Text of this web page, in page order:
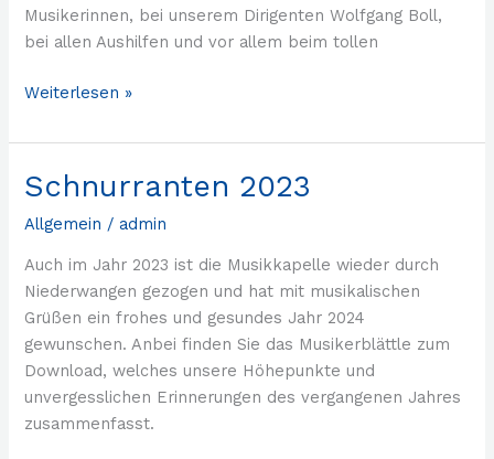
Musikerinnen, bei unserem Dirigenten Wolfgang Boll,
bei allen Aushilfen und vor allem beim tollen
Weiterlesen »
Schnurranten 2023
Allgemein / admin
Auch im Jahr 2023 ist die Musikkapelle wieder durch
Niederwangen gezogen und hat mit musikalischen
Grüßen ein frohes und gesundes Jahr 2024
gewunschen. Anbei finden Sie das Musikerblättle zum
Download, welches unsere Höhepunkte und
unvergesslichen Erinnerungen des vergangenen Jahres
zusammenfasst.
Schnurranten